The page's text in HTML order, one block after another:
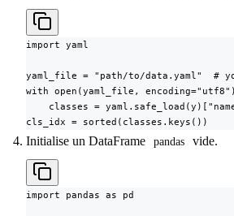
import yaml
yaml_file = "path/to/data.yaml"  #
with open(yaml_file,
classes =
cls_idx = sorted(classes.keys())
Initialise un DataFrame pandas vide.
import pandas as pd